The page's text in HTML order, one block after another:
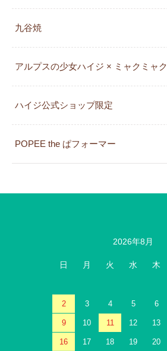
九谷焼
アルプスの少女ハイジ × ミャクミャク
ハイジ公式ショップ限定
POPEE the ぱフォーマー
2026年8月
日 月 火 水 木
2 3 4 5 6
9 10 11 12 13
16 17 18 19 20